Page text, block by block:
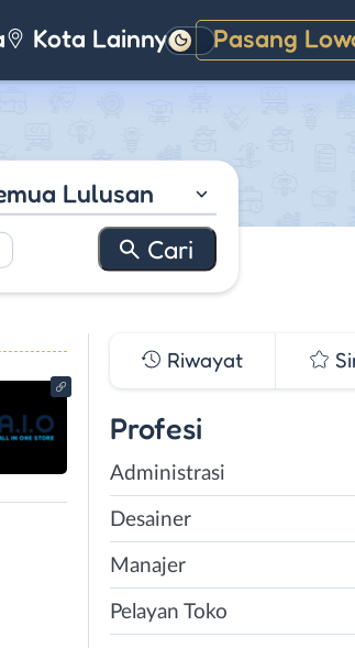
Kota Lainnya Pasang
Gelap
Lulusan
Riwayat
Profesi
Administrasi
Desainer
Manajer
Pelayan Toko